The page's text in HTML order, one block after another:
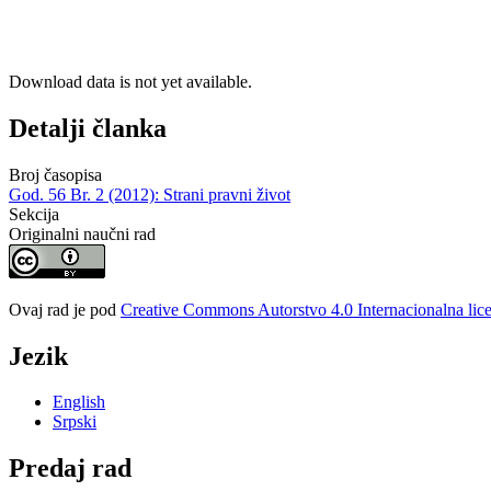
Download data is not yet available.
Detalji članka
Broj časopisa
God. 56 Br. 2 (2012): Strani pravni život
Sekcija
Originalni naučni rad
Ovaj rad je pod Creative Commons Autorstvo 4.0 Internacionalna
Jezik
English
Srpski
Predaj rad